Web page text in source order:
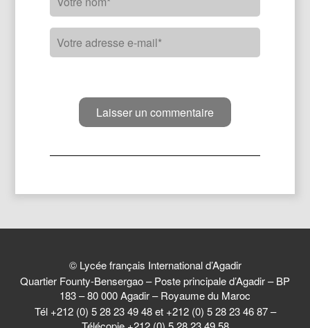
© Lycée français International d’Agadir
Quartier Founty-Bensergao – Poste principale d’Agadir – BP
183 – 80 000 Agadir – Royaume du Maroc
Tél +212 (0) 5 28 23 49 48 et +212 (0) 5 28 23 46 87 –